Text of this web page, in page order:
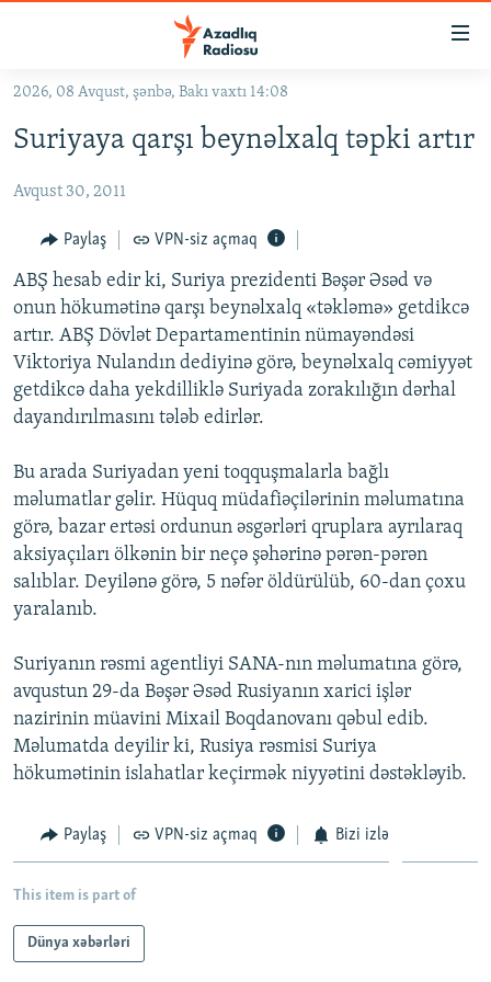
Əsas
qayıt
naviqasiyaya
Axtarışa
keç
#İZAHLA
KORRUPSIOMETR
#ƏSLINDƏ
FƏRQƏ BAX
QANUNI DOĞRU
ARAŞDIRMA
MULTIMEDIA
FOTOQALEREYA
İNFOQRAFIKA
KARIKATURA
RADIO ARXIV
OXU ZALI
AZƏRBAYCAN ƏDƏBIYYATI KITABXANASI
İSLAM VƏ DEMOKRATIYA
İZ - MƏDƏNIYYƏT PROQRAMI
HAQQIMIZDA
PEŞƏ ETIKASI VƏ JURNALISTIKA STANDARTLARIMIZ
MATERIALLARIMIZDAN ISTIFADƏ
BIZIMLƏ ƏLAQƏ
XƏBƏR BÜLLETENLƏRIMIZ
BIZI IZLƏ
2026, 08 Avqust, şənbə, Bakı vaxtı 14:08
Suriyaya qarşı beynəlxalq təpki artır
Avqust 30, 2011
Paylaş VPN-siz açmaq
ABŞ hesab edir ki, Suriya prezidenti Bəşər Əsəd və
onun hökumətinə qarşı beynəlxalq «təkləmə» getdikcə
artır. ABŞ Dövlət Departamentinin nümayəndəsi
Viktoriya Nulandın dediyinə görə, beynəlxalq cəmiyyət
getdikcə daha yekdilliklə Suriyada zorakılığın dərhal
dayandırılmasını tələb edirlər.
Bu arada Suriyadan yeni toqquşmalarla bağlı
məlumatlar gəlir. Hüquq müdafiəçilərinin məlumatına
görə, bazar ertəsi ordunun əsgərləri qruplara ayrılaraq
aksiyaçıları ölkənin bir neçə şəhərinə pərən-pərən
salıblar. Deyilənə görə, 5 nəfər öldürülüb, 60-dan çoxu
yaralanıb.
Suriyanın rəsmi agentliyi SANA-nın məlumatına görə,
avqustun 29-da Bəşər Əsəd Rusiyanın xarici işlər
nazirinin müavini Mixail Boqdanovanı qəbul edib.
Məlumatda deyilir ki, Rusiya rəsmisi Suriya
hökumətinin islahatlar keçirmək niyyətini dəstəkləyib.
Paylaş VPN-siz açmaq Bizi izlə
This item is part of
Dünya xəbərləri